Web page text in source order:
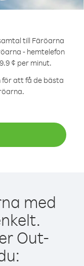
till Färöarna
- hemtelefon
¢ per minut.
för att få de bästa
med
Out-